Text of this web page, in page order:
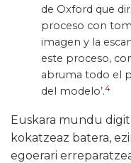
de Oxford que
proceso con
imagen y la
este proceso,
abruma todo el
del modelo’.4
Euskara mundu
kokatzeaz batera,
egoerari